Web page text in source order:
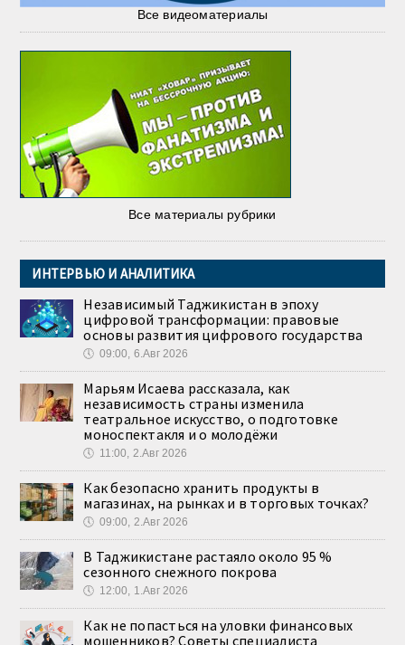
Все видеоматериалы
Все материалы рубрики
ИНТЕРВЬЮ И АНАЛИТИКА
Независимый Таджикистан в эпоху
цифровой трансформации: правовые
основы развития цифрового государства
🕔 09:00, 6.Авг 2026
Марьям Исаева рассказала, как
независимость страны изменила
театральное искусство, о подготовке
моноспектакля и о молодёжи
🕔 11:00, 2.Авг 2026
Как безопасно хранить продукты в
магазинах, на рынках и в торговых точках?
🕔 09:00, 2.Авг 2026
В Таджикистане растаяло около 95 %
сезонного снежного покрова
🕔 12:00, 1.Авг 2026
Как не попасться на уловки финансовых
мошенников? Советы специалиста